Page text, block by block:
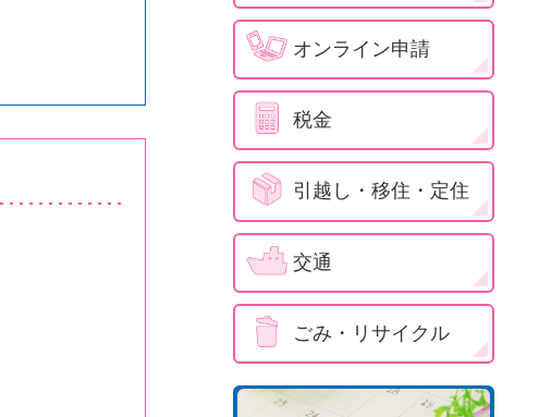
オンライン申請
税金
引越し・移住・定住
交通
ごみ・リサイクル